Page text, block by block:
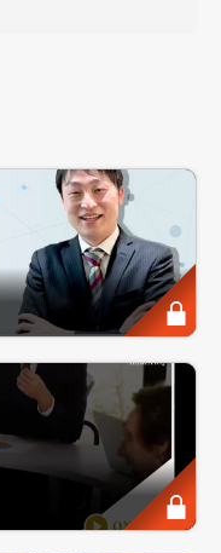
い
ます。
言など、市場調査
。
考える「仮説」。
とをご存知でしょ